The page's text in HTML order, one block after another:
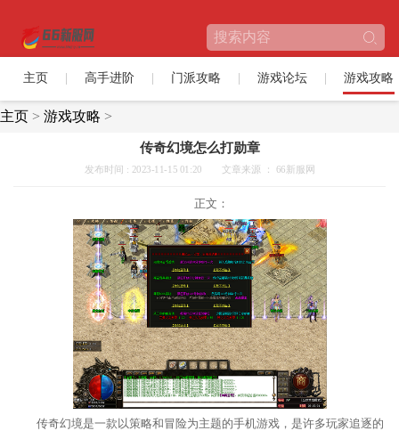
主页 高手进阶 门派攻略 游戏论坛 游戏攻略
主页 > 游戏攻略 >
传奇幻境怎么打勋章
发布时间 : 2023-11-15 01:20 文章来源 ： 66新服网
正文：
传奇幻境是一款以策略和冒险为主题的手机游戏，是许多玩家追逐的